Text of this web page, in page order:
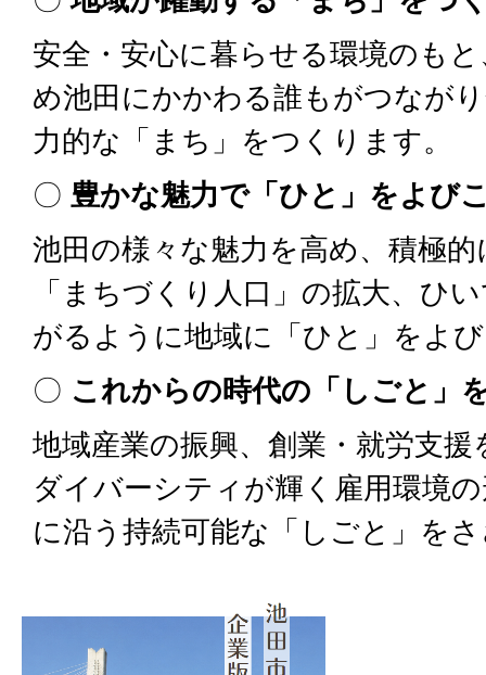
安全・安心に暮らせる環境のも
め池田にかかわる誰もがつなが
力的な「まち」をつくります。
〇 豊かな魅力で「ひと」をよび
池田の様々な魅力を高め、積極
「まちづくり人口」の拡大、ひ
がるように地域に「ひと」をよ
〇 これからの時代の「しごと」
地域産業の振興、創業・就労支
ダイバーシティが輝く雇用環境
に沿う持続可能な「しごと」を